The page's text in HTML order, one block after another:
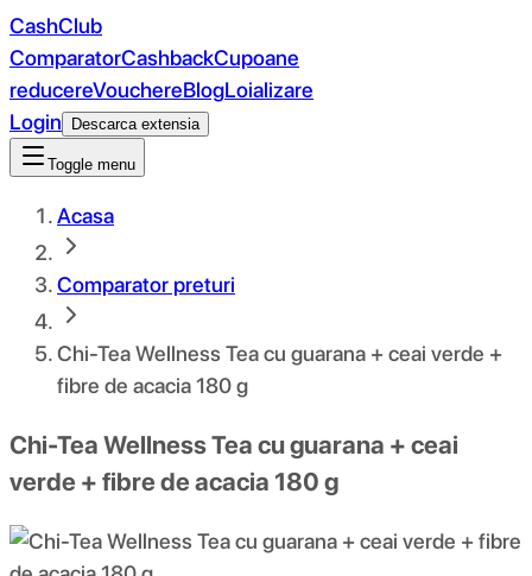
CashClub
ComparatorCashbackCupoane
reducereVouchereBlogLoializare
Login
Descarca extensia
Toggle menu
Acasa
Comparator preturi
Chi-Tea Wellness Tea cu guarana + ceai verde +
fibre de acacia 180 g
Chi-Tea Wellness Tea cu guarana + ceai
verde + fibre de acacia 180 g